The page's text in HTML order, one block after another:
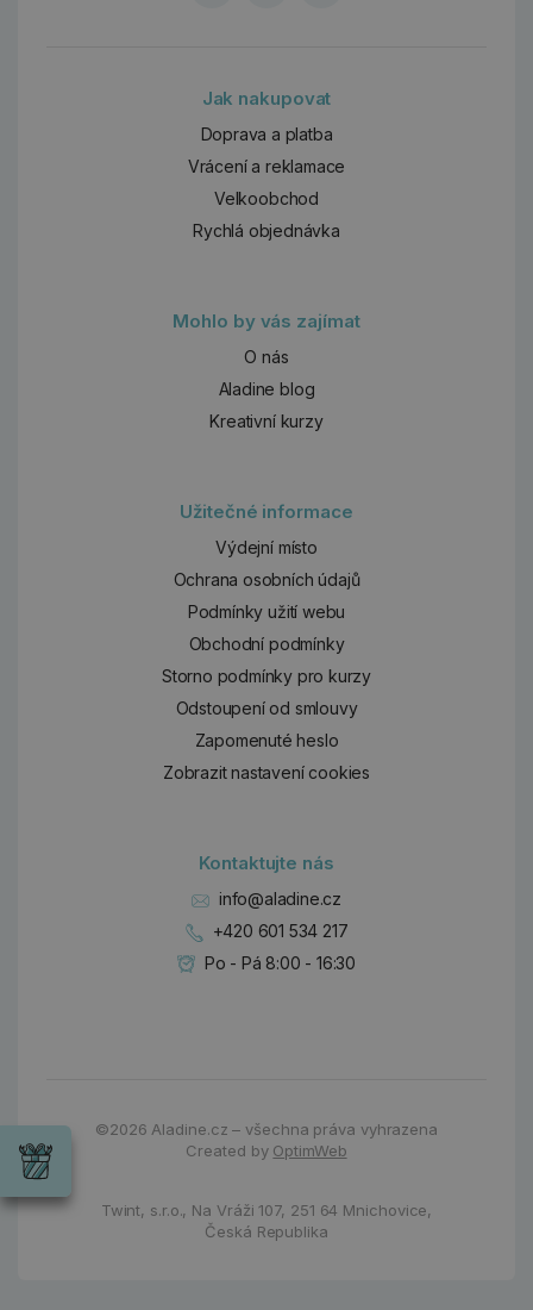
Jak nakupovat
Doprava a platba
Vrácení a reklamace
Velkoobchod
Rychlá objednávka
Mohlo by vás zajímat
O nás
Aladine blog
Kreativní kurzy
Užitečné informace
Výdejní místo
Ochrana osobních údajů
Podmínky užití webu
Obchodní podmínky
Storno podmínky pro kurzy
Odstoupení od smlouvy
Zapomenuté heslo
Zobrazit nastavení cookies
Kontaktujte nás
info@aladine.cz
+420 601 534 217
Po - Pá 8:00 - 16:30
©2026 Aladine.cz – všechna práva vyhrazena
Created by OptimWeb
Twint, s.r.o., Na Vráži 107, 251 64 Mnichovice,
Česká Republika
Wrendale
příležitost
Chci si vybrat